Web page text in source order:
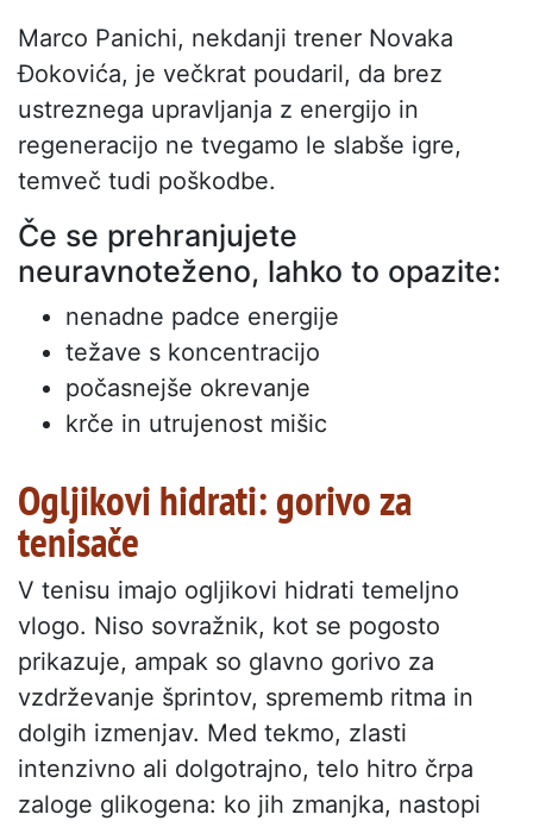
Marco Panichi, nekdanji trener Novaka
Đokovića, je večkrat poudaril, da brez
ustreznega upravljanja z energijo in
regeneracijo ne tvegamo le slabše igre,
temveč tudi poškodbe.
Če se prehranjujete
neuravnoteženo, lahko to opazite:
nenadne padce energije
težave s koncentracijo
počasnejše okrevanje
krče in utrujenost mišic
Ogljikovi hidrati: gorivo za
tenisače
V tenisu imajo ogljikovi hidrati temeljno
vlogo. Niso sovražnik, kot se pogosto
prikazuje, ampak so glavno gorivo za
vzdrževanje šprintov, sprememb ritma in
dolgih izmenjav. Med tekmo, zlasti
intenzivno ali dolgotrajno, telo hitro črpa
zaloge glikogena: ko jih zmanjka, nastopi